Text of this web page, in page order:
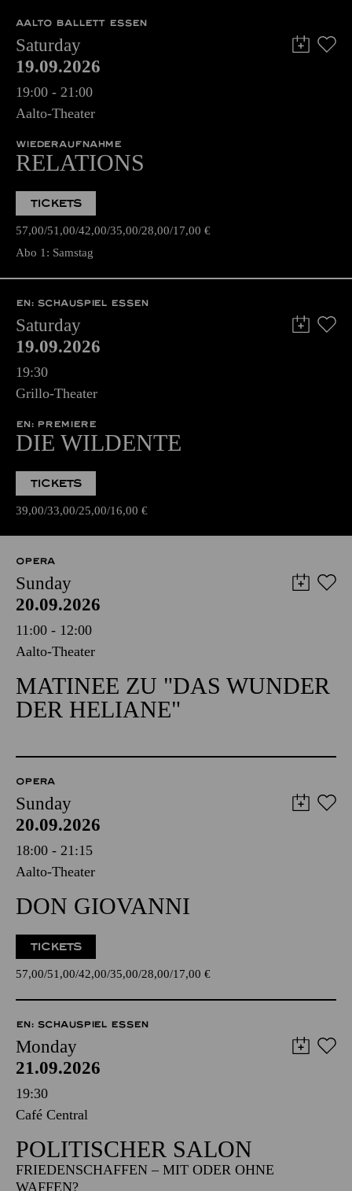
AALTO BALLETT ESSEN
Saturday
19.09.2026
19:00 - 21:00
Aalto-Theater
WIEDERAUFNAHME
RELATIONS
TICKETS
57,00 51,00 42,00 35,00 28,00 17,00 €
Abo 1: Samstag
EN: SCHAUSPIEL ESSEN
Saturday
19.09.2026
19:30
Grillo-Theater
EN: PREMIERE
DIE WILDENTE
TICKETS
39,00 33,00 25,00 16,00 €
OPERA
Sunday
20.09.2026
11:00 - 12:00
Aalto-Theater
MATINEE ZU "DAS WUNDER
DER HELIANE"
OPERA
Sunday
20.09.2026
18:00 - 21:15
Aalto-Theater
DON GIOVANNI
TICKETS
57,00 51,00 42,00 35,00 28,00 17,00 €
EN: SCHAUSPIEL ESSEN
Monday
21.09.2026
19:30
Café Central
POLITISCHER SALON
FRIEDENSCHAFFEN – MIT ODER OHNE
WAFFEN?